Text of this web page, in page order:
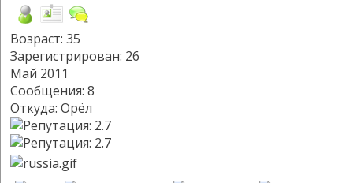
Возраст: 35
Зарегистрирован: 26
Май 2011
Сообщения: 8
Откуда: Орёл